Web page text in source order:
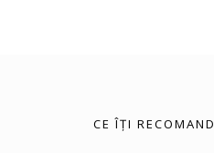
CE ÎȚI RECOMAND